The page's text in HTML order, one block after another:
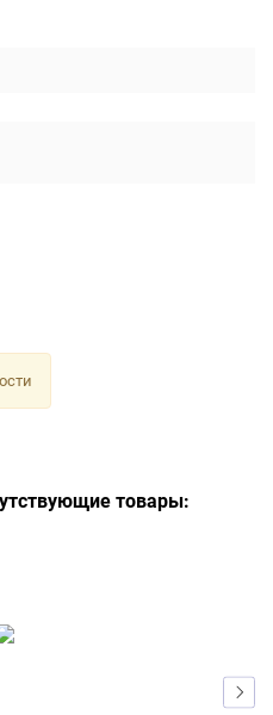
товары: